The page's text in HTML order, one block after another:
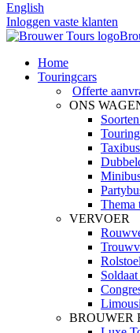
English
Inloggen vaste klanten
Home
Touringcars
Offerte
ONS
Thema
VERVOER
BROUWER